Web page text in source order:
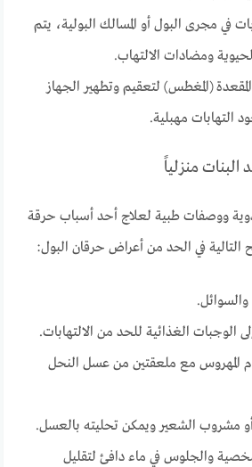
في مجرى البول أو المسالك البولية، يتم
ومضادات الالتهاب.
(المغطس) لتعقيم وتطهير الجهاز
التهابات مهبلية.
البنات منزلياً
ووصفات طبية لعلاج أحد أسباب حرقة
التالية في الحد من أعراض حرقان البول:
والسوائل.
الوجبات الغذائية للحد من الالتهابات.
المهروس مع ملعقتين من عسل النحل
مشروب الشعير ويمكن تحليته بالعسل.
والجلوس في ماء دافئ لتقليل